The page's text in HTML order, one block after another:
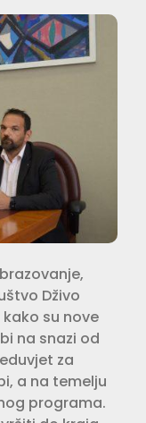
Dživo
su nove
na snazi od
za
a na temelju
programa.